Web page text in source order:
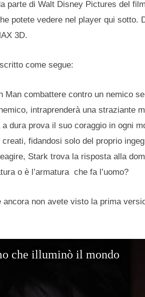
parte di Walt Disney Pictures del
potete vedere nel player qui sotto.
3D.
come segue:
combattere contro un nemico
intraprenderà una straziante
dura prova il suo coraggio in ogni
fidandosi solo del proprio
Stark trova la risposta alla
o è l’armatura che fa l’uomo?
ancora non avete visto la prima